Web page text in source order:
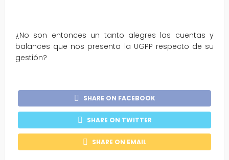
¿No son entonces un tanto alegres las cuentas y
balances que nos presenta la UGPP respecto de su
gestión?
SHARE ON FACEBOOK
SHARE ON TWITTER
SHARE ON EMAIL